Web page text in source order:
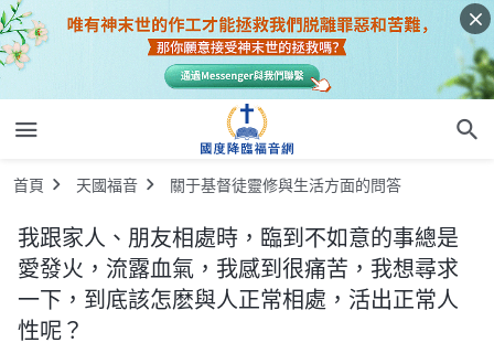
首頁 天國福音 關于基督徒靈修與生活方面的問答
我跟家人、朋友相處時，臨到不如意的事總是
愛發火，流露血氣，我感到很痛苦，我想尋求
一下，到底該怎麽與人正常相處，活出正常人
性呢？